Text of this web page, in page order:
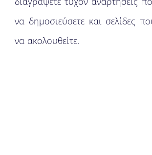
να δημοσιεύσετε και σελίδες
να ακολουθείτε.